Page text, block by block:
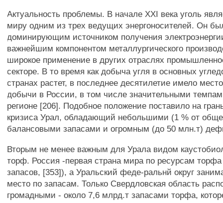
Актуальность проблемы. В начале XXI века уголь
миру одним из трех ведущих энергоносителей. Он
доминирующим источником получения
важнейшим компонентом металлургического
широкое применение в других отраслях
секторе. В то время как добыча угля в основных
странах растет, в последнее десятилетие имело
добычи в России, в том числе значительными
регионе [206]. Подобное положение поставило на
кризиса Урал, обладающий небольшими (1 % от
балансовыми запасами и огромным (до 50 млн.т)
Вторым не менее важным для Урала видом
торф. Россия -первая страна мира по ресурсам
запасов, [353]), а Уральский феде-ральнй округ
место по запасам. Только Свердловская область
громадными - около 7,6 млрд.т запасами торфа,